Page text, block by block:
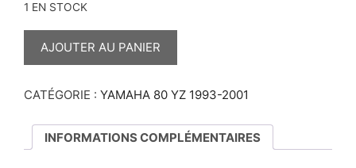
1 EN STOCK
QUANTITÉ
AJOUTER AU PANIER
CATÉGORIE : YAMAHA 80 YZ 1993-2001
INFORMATIONS COMPLÉMENTAIRES